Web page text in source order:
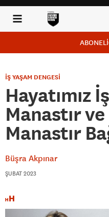
İŞ YAŞAM DENGESİ
Hayatımız
Manastır
Manastır
Büşra Akpınar
ŞUBAT 2023